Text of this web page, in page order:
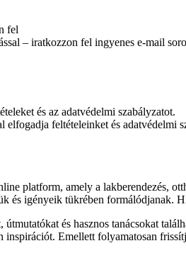
fel
– iratkozzon fel ingyenes e-mail
és az adatvédelmi szabályzatot.
elfogadja feltételeinket és adatvédelmi
platform, amely a lakberendezés,
és igényeik tükrében formálódjanak.
és hasznos tanácsokat
Emellett folyamatosan